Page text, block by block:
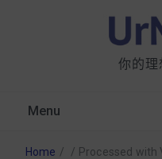
你的理
Menu
Home / / Processed with